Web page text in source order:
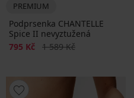
PREMIUM
Podprsenka CHANTELLE
Spice II nevyztužená
Sleva
795 Kč Původní cena
1 589 Kč